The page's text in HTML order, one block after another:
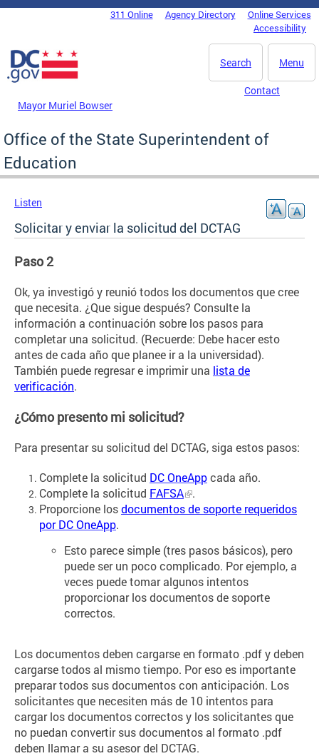
Skip to main content
DC Agency Top Menu311 Online Agency Directory
Online Services
Accessibility
Menu
Search
Mayor Muriel Bowser
Contact
Office of the State Superintendent of
Education
Listen
Solicitar y enviar la solicitud del DCTAG
Paso 2
Ok, ya investigó y reunió todos los documentos que cree
que necesita. ¿Que sigue después? Consulte la
información a continuación sobre los pasos para
completar una solicitud. (Recuerde: Debe hacer esto
antes de cada año que planee ir a la universidad).
También puede regresar e imprimir una lista de
verificación.
¿Cómo presento mi solicitud?
Para presentar su solicitud del DCTAG, siga estos pasos:
Complete la solicitud DC OneAppcada año.
Complete la solicitud FAFSA
.
Proporcione losdocumentos de soporte requeridos
por DC OneApp.
Esto parece simple (tres pasos básicos), pero
puede ser un poco complicado. Por ejemplo, a
veces puede tomar algunos intentos
proporcionar los documentos de soporte
correctos.
Los documentos deben cargarse en formato .pdf y deben
cargarse todos al mismo tiempo. Por eso es importante
preparar todos sus documentos con anticipación. Los
solicitantes que necesiten más de 10 intentos para
cargar los documentos correctos y los solicitantes que
no puedan convertir sus documentos al formato .pdf
deben llamar a su asesor del DCTAG.